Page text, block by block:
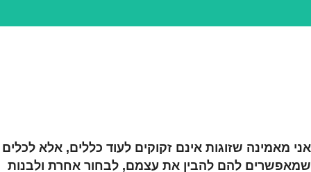
אני מאמינה שזוגות אינם זקוקים לעוד כללים, אלא לכלים
שמאפשרים להם להבין את עצמם, לבחור אחרת ולבנות